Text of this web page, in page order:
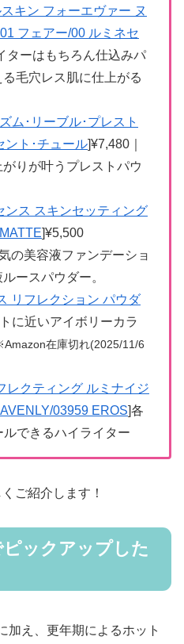
キン フォーエヴァー ヌ
フェアー/00 ルミネセ
ターはもちろん仕込みパ
毛穴レス肌に仕上がる
ム･リーブル･プレスト
ント･チュール]¥7,480｜
りが叶うプレストパウ
ンス スキンセッティング
]¥5,500
気の美容液ファンデーショ
ースパウダー。
リフレクション パウダ
に近いアイボリーカラ
在庫切れ(2025/11/6
レクティング ルミナイジ
03959 EROS]各
できるハイライター
ご紹介します！
ックアップした
加え、更年期によるホット